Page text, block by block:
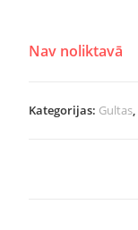
Nav noliktavā
Kategorijas: Gultas,